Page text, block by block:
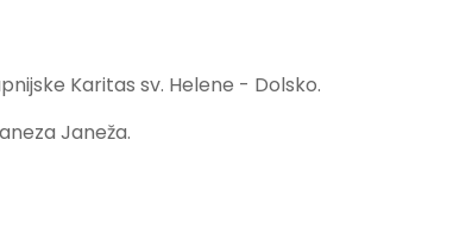
Karitas sv. Helene - Dolsko.
Janeža.